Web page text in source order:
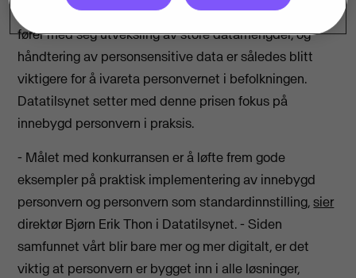
digitalisering av tjenester og løsninger. Digitalisering
fører med seg utveksling av store datamengder, og
håndtering av personsensitive data er således blitt
viktigere for å ivareta personvernet i befolkningen.
Datatilsynet setter med denne prisen fokus på
innebygd personvern i praksis.
- Målet med konkurransen er å løfte frem gode
eksempler på praktisk implementering av innebygd
personvern og personvern som standardinnstilling,sier
direktør Bjørn Erik Thon i Datatilsynet. - Siden
samfunnet vårt blir bare mer og mer digitalt, er det
viktig at personvern er bygget inn i alle løsninger,